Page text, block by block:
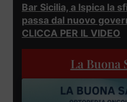
Bar Sicilia, a Ispica la
passa dal nuovo
CLICCA PER IL VIDEO
La Buona